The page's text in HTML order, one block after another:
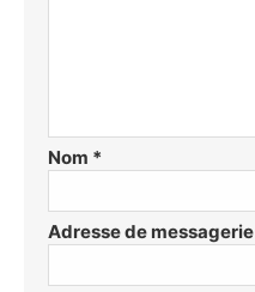
Nom *
Adresse de messagerie